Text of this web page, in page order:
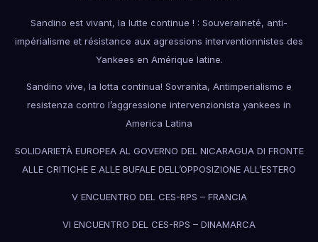
Sandino est vivant, la lutte continue ! : Souveraineté, anti-
impérialisme et résistance aux agressions interventionnistes des
Yankees en Amérique latine.
Sandino vive, la lotta continua! Sovranita, Antimperialismo e
resistenza contro l’aggressione intervenzionista yankees in
America Latina
SOLIDARIETÀ EUROPEA AL GOVERNO DEL NICARAGUA DI FRONTE
ALLE CRITICHE E ALLE BUFALE DELL’OPPOSIZIONE ALL’ESTERO
V ENCUENTRO DEL CES-RPS – FRANCIA
VI ENCUENTRO DEL CES-RPS – DINAMARCA